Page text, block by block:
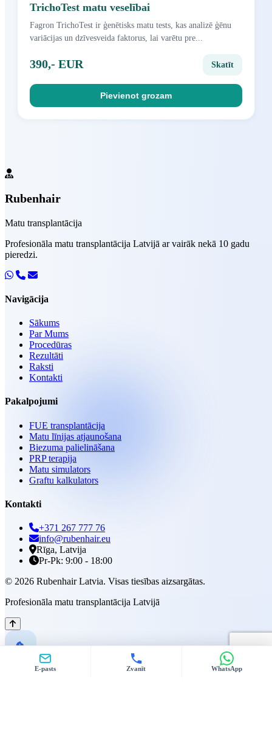
TrichoTest matu veselībai
Fagron TrichoTest ir ģenētisks matu tests, kas analizē ģēnu
variācijas un dzīvesveida faktorus, lai varētu pre...
390,- EUR Skatīt
Pievienot grozam
Rubenhair
Matu transplantācija
Profesionāla matu transplantācija Latvijā ar vairāk nekā 10 gadu
pieredzi.
Navigācija
Sākums
Par Mums
Procedūras
Rezultāti
Raksti
Kontakti
Pakalpojumi
FUE transplantācija
Matu līnijas atjaunošana
Biezuma palielināšana
PRP terapija
Matu simulators
Graftu kalkulators
Kontakti
+371 267 777 76
info@rubenhair.eu
Rīga, Latvija
Pr-Pk: 9:00 - 18:00
© 2026 Rubenhair Latvia. Visas tiesības aizsargātas.
Profesionāla matu transplantācija Latvijā
E-pasts Zvanīt WhatsApp